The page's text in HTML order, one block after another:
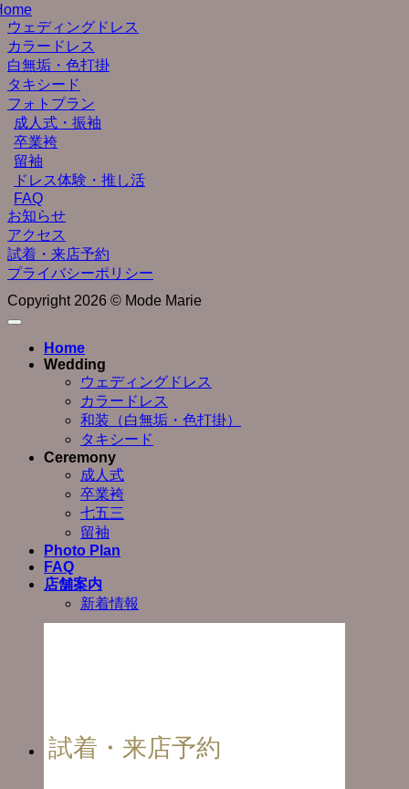
ウェディングドレス
カラードレス
白無垢・色打掛
タキシード
フォトプラン
成人式・振袖
卒業袴
留袖
ドレス体験・推し活
FAQ
お知らせ
アクセス
試着・来店予約
プライバシーポリシー
Copyright 2026 © Mode Marie
Home
Wedding
ウェディングドレス
カラードレス
和装（白無垢・色打掛）
タキシード
Ceremony
成人式
卒業袴
七五三
留袖
Photo Plan
FAQ
店舗案内
新着情報
試着・来店予約